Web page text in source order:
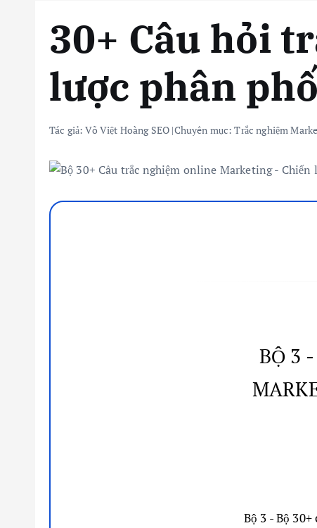
30+ Câu hỏi
lược phân
Tác giả:Võ Việt Hoàng SEO |Chuyên mục:Trắc nghiệm
BỘ 3
Bộ 3 - Bộ